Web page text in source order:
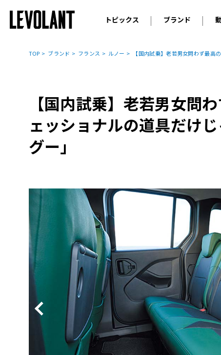
トピックス
ニュース
コラム
ブランド
輸入車 アウディ
プジョー
アルフ
ランボ
ジープ
BYD
その他
国産車 レクサス
ホンダ
三菱
光岡
オ
TOP ブランド フランス ルノー 【国内試乗】老若男女問わず最高
【国内試乗】老若男女問
ェッショナルの道具だけ
グー」